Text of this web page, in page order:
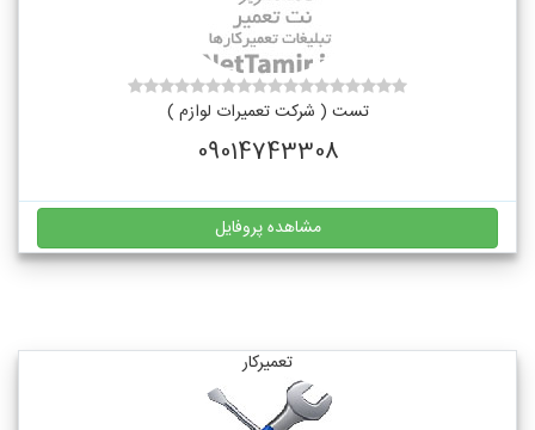
تست ( شرکت تعمیرات لوازم )
09014743308
مشاهده پروفایل
تعمیرکار